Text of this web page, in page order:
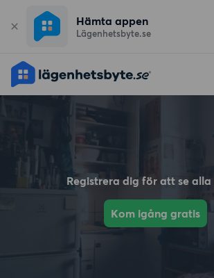
Hämta appen
Lägenhetsbyte.se
Registrera dig för att se
Kom igång gratis